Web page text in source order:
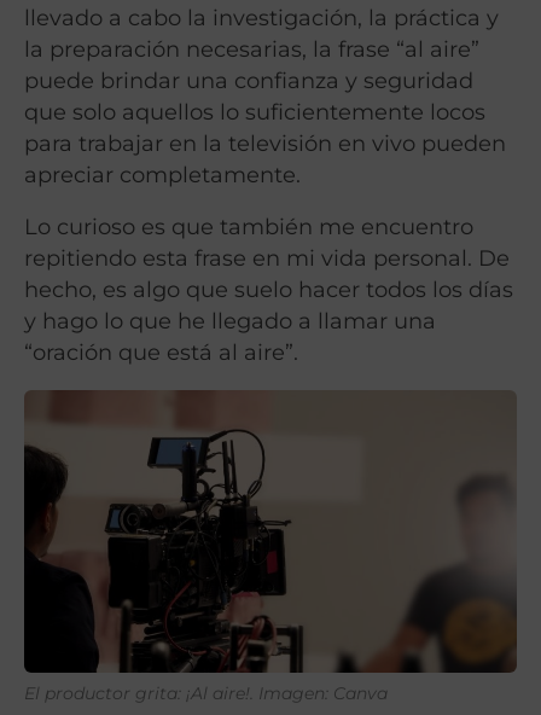
llevado a cabo la investigación, la práctica y
la preparación necesarias, la frase “al aire”
puede brindar una confianza y seguridad
que solo aquellos lo suficientemente locos
para trabajar en la televisión en vivo pueden
apreciar completamente.
Lo curioso es que también me encuentro
repitiendo esta frase en mi vida personal. De
hecho, es algo que suelo hacer todos los días
y hago lo que he llegado a llamar una
“oración que está al aire”.
El productor grita: ¡Al aire!. Imagen: Canva